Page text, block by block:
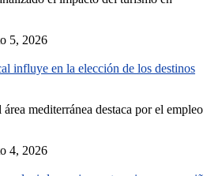
5, 2026
influye en la elección de los destinos
mediterránea destaca por el empleo
4, 2026